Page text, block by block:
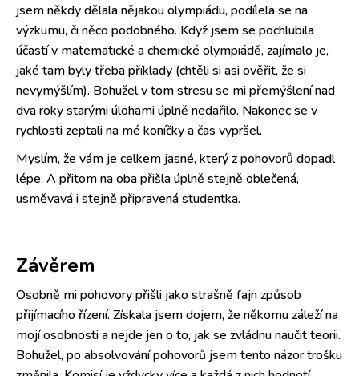
jsem někdy dělala nějakou olympiádu, podílela se na
výzkumu, či něco podobného. Když jsem se pochlubila
účastí v matematické a chemické olympiádě, zajímalo je,
jaké tam byly třeba příklady (chtěli si asi ověřit, že si
nevymýšlím). Bohužel v tom stresu se mi přemýšlení nad
dva roky starými úlohami úplně nedařilo. Nakonec se v
rychlosti zeptali na mé koníčky a čas vypršel.
Myslím, že vám je celkem jasné, který z pohovorů dopadl
lépe. A přitom na oba přišla úplně stejně oblečená,
usměvavá i stejně připravená studentka.
Závěrem
Osobně mi pohovory přišli jako strašně fajn způsob
přijímacího řízení. Získala jsem dojem, že někomu záleží na
mojí osobnosti a nejde jen o to, jak se zvládnu naučit teorii.
Bohužel, po absolvování pohovorů jsem tento názor trošku